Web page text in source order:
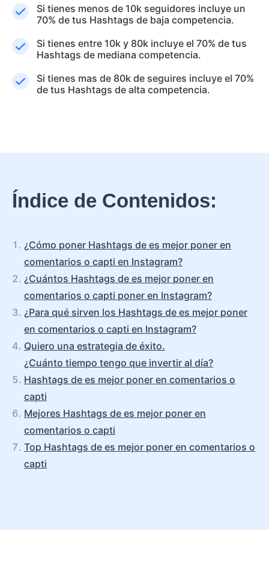
Si tienes menos de 10k seguidores incluye un
70% de tus Hashtags de baja competencia.
Si tienes entre 10k y 80k incluye el 70% de tus
Hashtags de mediana competencia.
Si tienes mas de 80k de seguires incluye el 70%
de tus Hashtags de alta competencia.
Índice de Contenidos:
¿Cómo poner Hashtags de es mejor poner en
comentarios o capti en Instagram?
¿Cuántos Hashtags de es mejor poner en
comentarios o capti poner en Instagram?
¿Para qué sirven los Hashtags de es mejor poner
en comentarios o capti en Instagram?
Quiero una estrategia de éxito.
¿Cuánto tiempo tengo que invertir al día?
Hashtags de es mejor poner en comentarios o
capti
Mejores Hashtags de es mejor poner en
comentarios o capti
Top Hashtags de es mejor poner en comentarios o
capti